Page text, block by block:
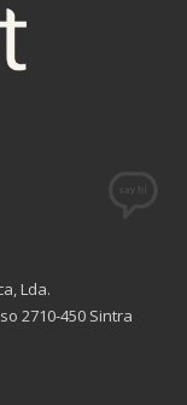
Lda.
2710-450 Sintra